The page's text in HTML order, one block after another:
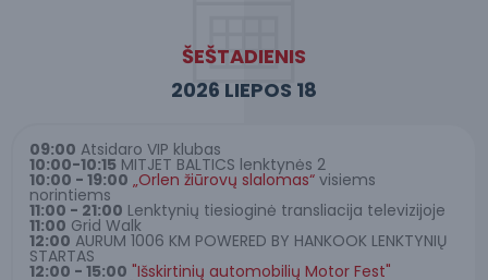
ŠEŠTADIENIS
2026 LIEPOS 18
09:00 Atsidaro VIP klubas
10:00-10:15 MITJET BALTICS lenktynės 2
10:00 - 19:00 „Orlen žiūrovų slalomas“ visiems
norintiems
11:00 - 21:00 Lenktynių tiesioginė transliacija televizijoje
11:00 Grid Walk
12:00 AURUM 1006 KM POWERED BY HANKOOK LENKTYNIŲ
STARTAS
12:00 - 15:00 "Išskirtinių automobilių Motor Fest"